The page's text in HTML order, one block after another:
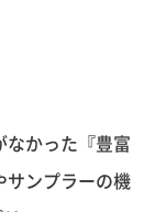
かった『豊富
サンプラーの機